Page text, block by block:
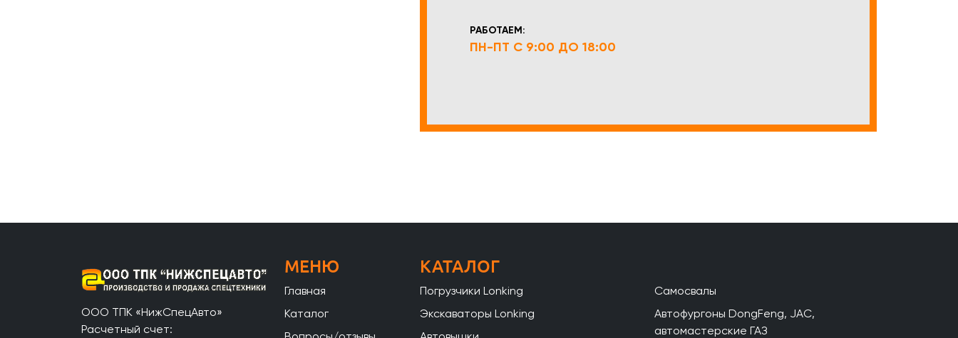
РАБОТАЕМ:
ПН-ПТ С 9:00 ДО 18:00
ООО ТПК «НижСпецАвто»
Расчетный счет:
МЕНЮ
Главная
Каталог
КАТАЛОГ
Погрузчики Lonking
Экскаваторы Lonking
Самосвалы
Автофургоны DongFeng, JAC,
автомастерские ГАЗ